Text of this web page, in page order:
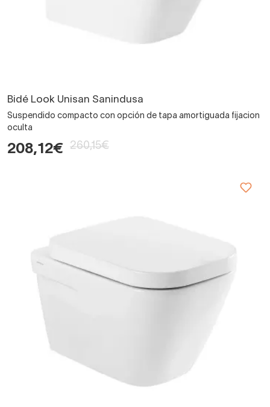
Bidé Look Unisan Sanindusa
Suspendido compacto con opción de tapa amortiguada fijacion
oculta
208,12€ 260,15€